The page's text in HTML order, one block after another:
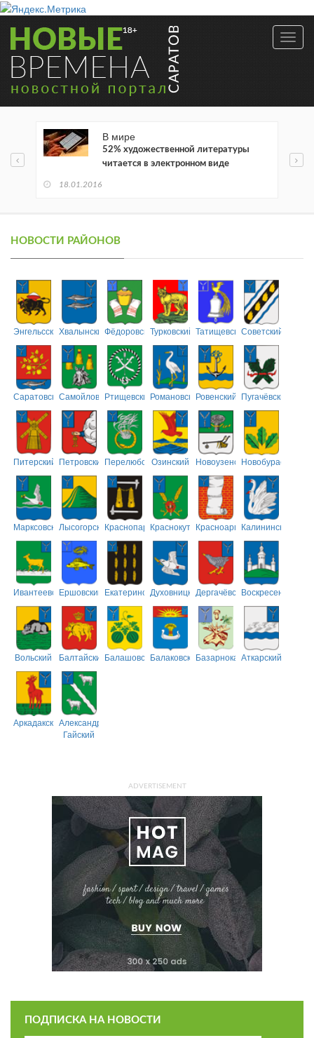
В мире
52% художественной литературы
читается в электронном виде
18.01.2016
НОВОСТИ РАЙОНОВ
ЭнгельсскийХвалынскийФёдоровскийТурковский ТатищевскийСоветский
СаратовскийСамойловскийРтищевскийРомановскийРовенский Пугачёвский
Питерский ПетровскийПерелюбскийОзинский НовоузенскийНовобурасский
МарксовскийЛысогорскийКраснопартизанский
КраснокутскийКрасноармейский
Калининский
ИвантеевскийЕршовский ЕкатериновскийДуховницкийДергачёвскийВоскресенский
Вольский БалтайскийБалашовскийБалаковскийБазарнокарабулакский
Аткарский
АркадакскийАлександрово-
Гайский
ADVERTISEMENT
ПОДПИСКА НА НОВОСТИ